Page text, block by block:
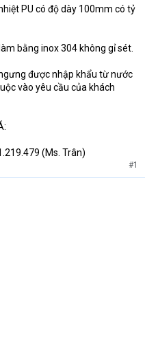
PU có độ dày 100mm có tỷ
bằng inox 304 không gỉ sét.
được nhập khẩu từ nước
vào yêu cầu của khách
(Ms. Trân)
#1